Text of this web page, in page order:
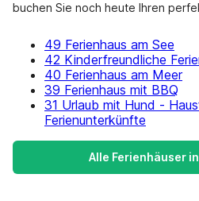
buchen Sie noch heute Ihren
49 Ferienhaus am See
42 Kinderfreundliche
40 Ferienhaus am Meer
39 Ferienhaus mit BBQ
31 Urlaub mit Hund -
Ferienunterkünfte
Alle Ferienhäuser